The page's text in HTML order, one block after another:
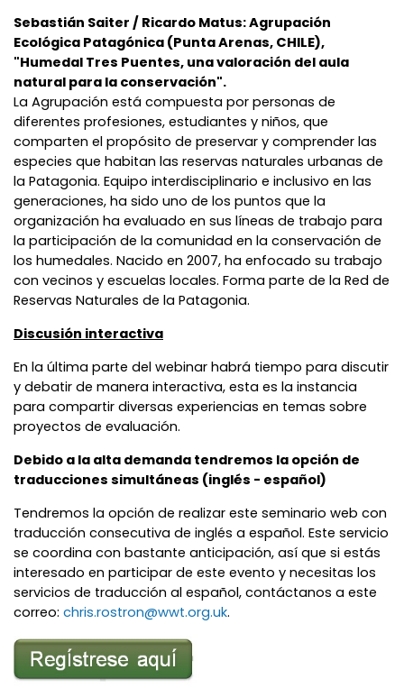
Sebastián Saiter / Ricardo Matus: Agrupación
Ecológica Patagónica (Punta Arenas, CHILE),
"Humedal Tres Puentes, una valoración del aula
natural para la conservación".
La Agrupación está compuesta por personas de
diferentes profesiones, estudiantes y niños, que
comparten el propósito de preservar y comprender las
especies que habitan las reservas naturales urbanas de
la Patagonia. Equipo interdisciplinario e inclusivo en las
generaciones, ha sido uno de los puntos que la
organización ha evaluado en sus líneas de trabajo para
la participación de la comunidad en la conservación de
los humedales. Nacido en 2007, ha enfocado su trabajo
con vecinos y escuelas locales. Forma parte de la Red de
Reservas Naturales de la Patagonia.
Discusión interactiva
En la última parte del webinar habrá tiempo para discutir
y debatir de manera interactiva, esta es la instancia
para compartir diversas experiencias en temas sobre
proyectos de evaluación.
Debido a la alta demanda tendremos la opción de
traducciones simultáneas (inglés - español)
Tendremos la opción de realizar este seminario web con
traducción consecutiva de inglés a español. Este servicio
se coordina con bastante anticipación, así que si estás
interesado en participar de este evento y necesitas los
servicios de traducción al español, contáctanos a este
correo: chris.rostron@wwt.org.uk.